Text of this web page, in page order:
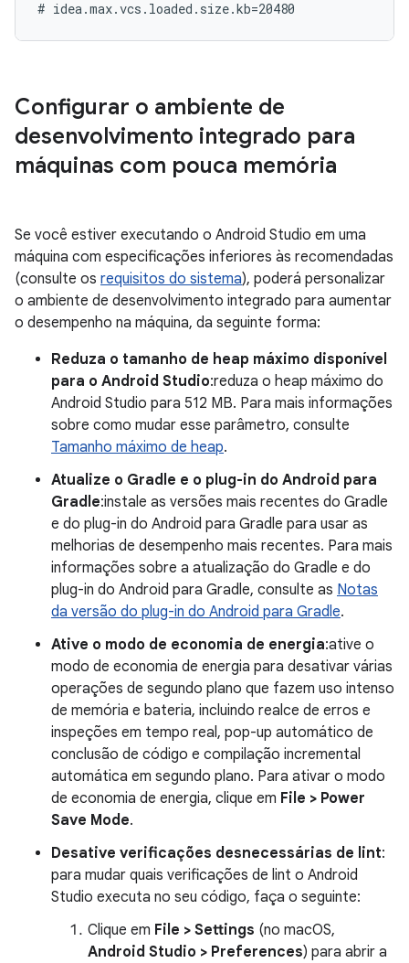
Configurar o ambiente de
desenvolvimento integrado para
máquinas com pouca memória
Se você estiver executando o Android Studio em uma
máquina com especificações inferiores às recomendadas
(consulte os requisitos do sistema), poderá personalizar
o ambiente de desenvolvimento integrado para aumentar
o desempenho na máquina, da seguinte forma:
Reduza o tamanho de heap máximo disponível
para o Android Studio:reduza o heap máximo do
Android Studio para 512 MB. Para mais informações
sobre como mudar esse parâmetro, consulte
Tamanho máximo de heap.
Atualize o Gradle e o plug-in do Android para
Gradle:instale as versões mais recentes do Gradle
e do plug-in do Android para Gradle para usar as
melhorias de desempenho mais recentes. Para mais
informações sobre a atualização do Gradle e do
plug-in do Android para Gradle, consulte as Notas
da versão do plug-in do Android para Gradle.
Ative o modo de economia de energia:ative o
modo de economia de energia para desativar várias
operações de segundo plano que fazem uso intenso
de memória e bateria, incluindo realce de erros e
inspeções em tempo real, pop-up automático de
conclusão de código e compilação incremental
automática em segundo plano. Para ativar o modo
de economia de energia, clique em File > Power
Save Mode.
Desative verificações desnecessárias de lint:
para mudar quais verificações de lint o Android
Studio executa no seu código, faça o seguinte:
Clique em File > Settings (no macOS,
Android Studio > Preferences) para abrir a